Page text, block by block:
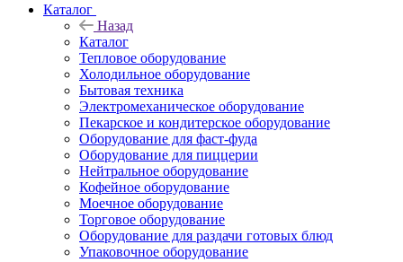
Каталог
Назад
Каталог
Тепловое оборудование
Холодильное оборудование
Бытовая техника
Электромеханическое оборудование
Пекарское и кондитерское оборудование
Оборудование для фаст-фуда
Оборудование для пиццерии
Нейтральное оборудование
Кофейное оборудование
Моечное оборудование
Торговое оборудование
Оборудование для раздачи готовых блюд
Упаковочное оборудование